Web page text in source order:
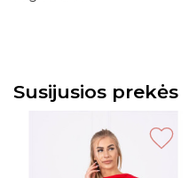
Susijusios prekės